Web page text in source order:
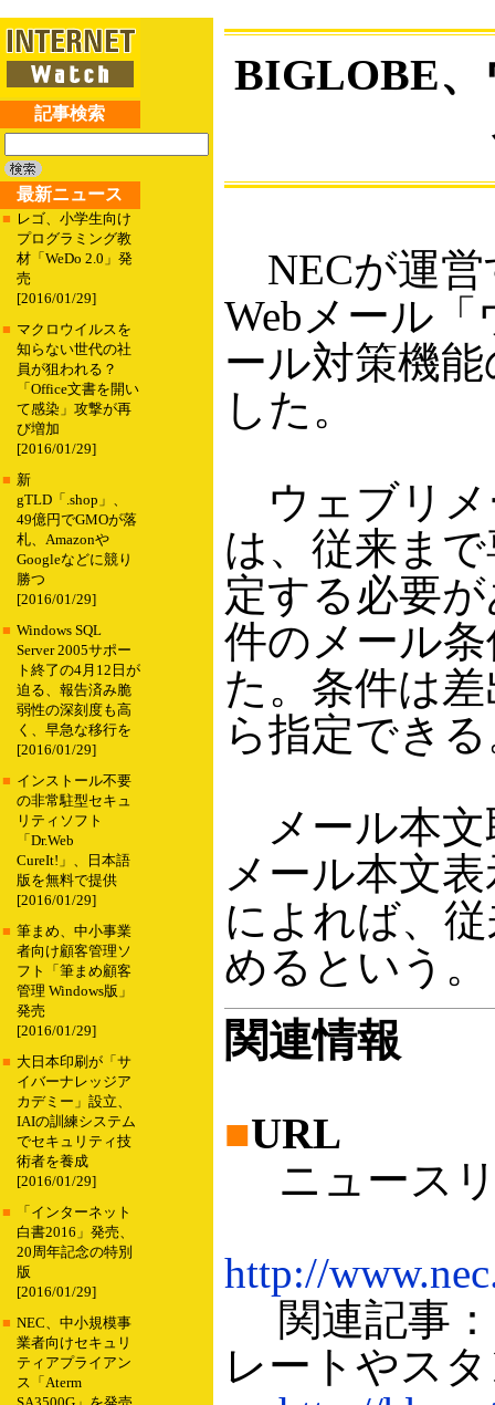
記事検索
最新ニュース
■ レゴ、小学生向け
プログラミング教
材「WeDo 2.0」発
売
[2016/01/29]
■ マクロウイルスを
知らない世代の社
員が狙われる？
「Office文書を開い
て感染」攻撃が再
び増加
[2016/01/29]
■ 新
gTLD「.shop」、
49億円でGMOが落
札、Amazonや
Googleなどに競り
勝つ
[2016/01/29]
■ Windows SQL
Server 2005サポー
ト終了の4月12日が
迫る、報告済み脆
弱性の深刻度も高
く、早急な移行を
[2016/01/29]
■ インストール不要
の非常駐型セキュ
リティソフト
「Dr.Web
CureIt!」、日本語
版を無料で提供
[2016/01/29]
■ 筆まめ、中小事業
者向け顧客管理ソ
フト「筆まめ顧客
管理 Windows版」
発売
[2016/01/29]
■ 大日本印刷が「サ
イバーナレッジア
カデミー」設立、
IAIの訓練システム
でセキュリティ技
術者を養成
[2016/01/29]
■
「インターネット
白書2016」発売、
20周年記念の特別
版
[2016/01/29]
■ NEC、中小規模事
業者向けセキュリ
ティアプライアン
ス「Aterm
BIGLOBE、
NECが運営
Webメール
ール対策機
した。
ウェブリメ
は、従来ま
定する必要
件のメール
た。条件は
ら指定でき
メール本文
メール本文
によれば、
めるという。
関連情報
■URL
ニュース
http://
関連記事：
レートやス